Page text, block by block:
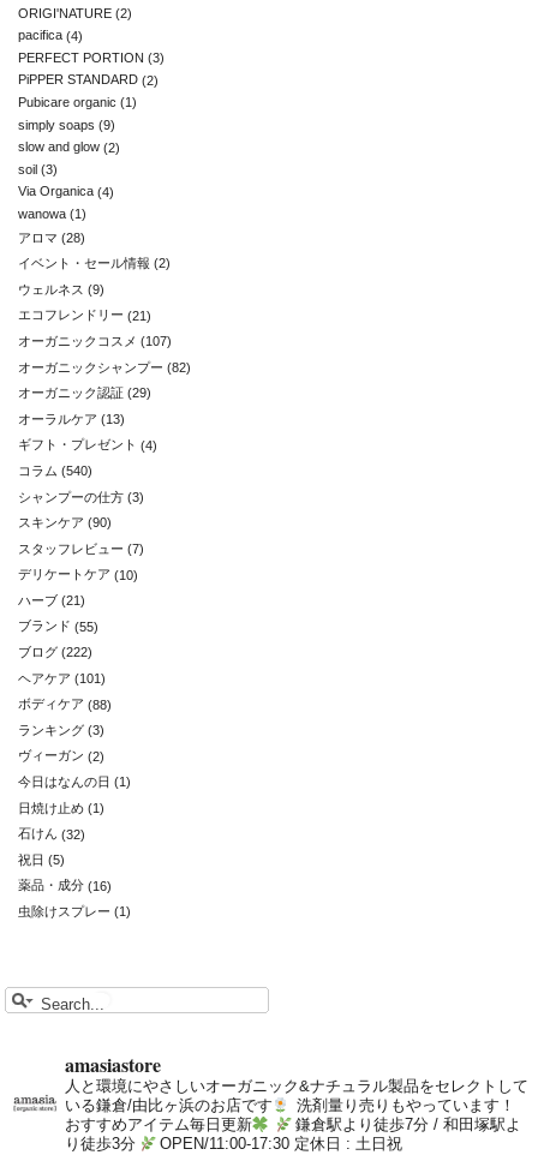
ORIGI'NATURE (2)
pacifica (4)
PERFECT PORTION (3)
PiPPER STANDARD (2)
Pubicare organic (1)
simply soaps (9)
slow and glow (2)
soil (3)
Via Organica (4)
wanowa (1)
アロマ (28)
イベント・セール情報 (2)
ウェルネス (9)
エコフレンドリー (21)
オーガニックコスメ (107)
オーガニックシャンプー (82)
オーガニック認証 (29)
オーラルケア (13)
ギフト・プレゼント (4)
コラム (540)
シャンプーの仕方 (3)
スキンケア (90)
スタッフレビュー (7)
デリケートケア (10)
ハーブ (21)
ブランド (55)
ブログ (222)
ヘアケア (101)
ボディケア (88)
ランキング (3)
ヴィーガン (2)
今日はなんの日 (1)
日焼け止め (1)
石けん (32)
祝日 (5)
薬品・成分 (16)
虫除けスプレー (1)
amasiastore
人と環境にやさしいオーガニック&ナチュラル製品をセレクトして
いる鎌倉/由比ヶ浜のお店です
洗剤量り売りもやっています！
おすすめアイテム毎日更新
鎌倉駅より徒歩7分 / 和田塚駅よ
り徒歩3分
OPEN/11:00-17:30 定休日 : 土日祝